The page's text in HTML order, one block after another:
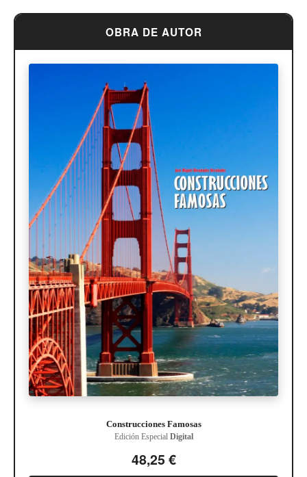
OBRA DE AUTOR
Construcciones Famosas
Edición Especial Digital
48,25 €